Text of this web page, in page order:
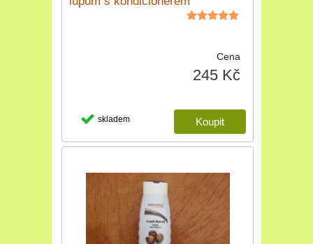
Cena
245 Kč
skladem